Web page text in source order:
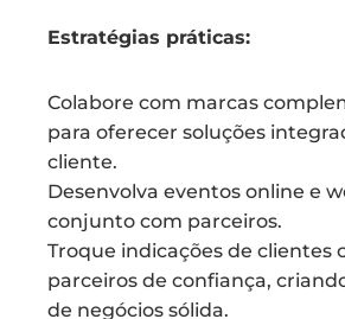
Estratégias práticas:
Colabore com marcas
para oferecer soluções
cliente.
Desenvolva eventos online e
conjunto com parceiros.
Troque indicações de clientes
parceiros de confiança,
de negócios sólida.